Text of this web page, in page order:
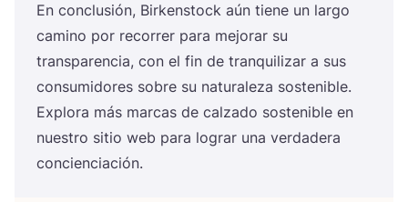
En con­clu­sión, Bir­kens­tock aún tie­ne un lar­go
camino por reco­rrer para mejo­rar su
trans­pa­ren­cia, con el fin de tran­qui­li­zar a sus
con­su­mi­do­res sobre su natu­ra­le­za sos­te­ni­ble.
Explo­ra más mar­cas de cal­za­do sos­te­ni­ble en
nues­tro sitio web para lograr una ver­da­de­ra
concienciación.